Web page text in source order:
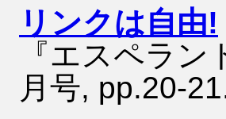
リンクは自由!
『エスペラ
月号, pp.20-